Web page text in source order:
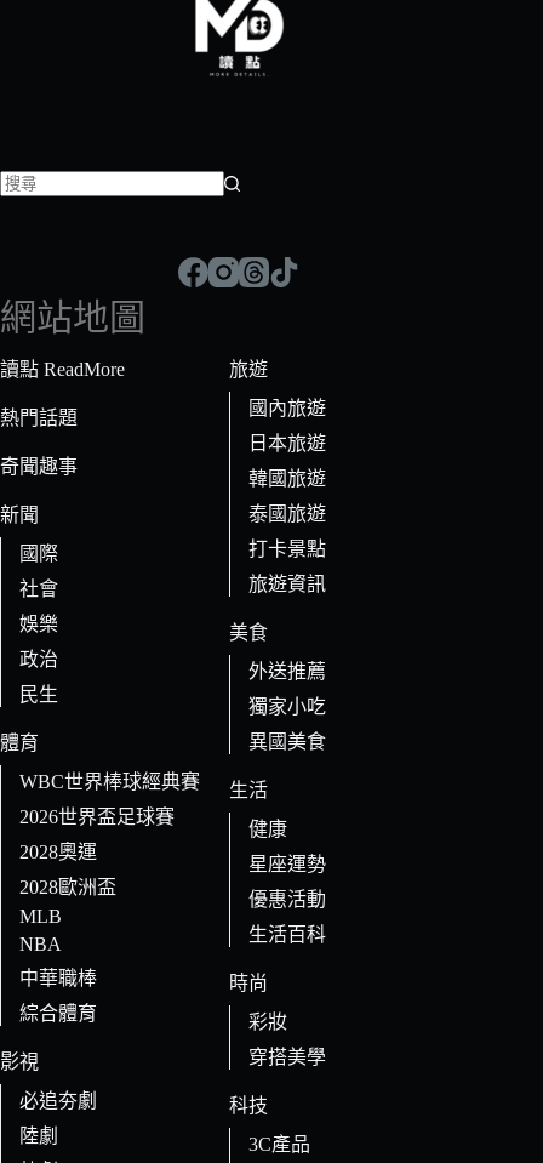
符
合
條
的
果
網站地圖
讀點 ReadMore
熱門話題
奇聞趣事
新聞
國際
社會
娛樂
政治
民生
體育
WBC世界棒球經典賽
2026世界盃足球賽
2028奧運
2028歐洲盃
MLB
NBA
中華職棒
綜合體育
影視
必追夯劇
陸劇
旅遊
國內旅遊
日本旅遊
韓國旅遊
泰國旅遊
打卡景點
旅遊資訊
美食
外送推薦
獨家小吃
異國美食
生活
健康
星座運勢
優惠活動
生活百科
時尚
彩妝
穿搭美學
科技
3C產品